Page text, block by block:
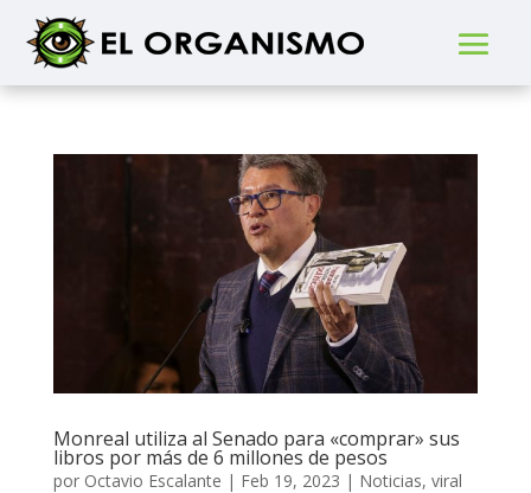
Monreal utiliza al Senado para «comprar» sus
libros por más de 6 millones de pesos
por Octavio Escalante | Feb 19, 2023 | Noticias, viral